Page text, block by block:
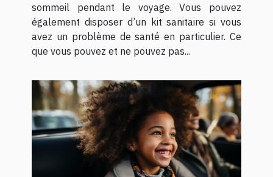
sommeil pendant le voyage. Vous pouvez
également disposer d’un kit sanitaire si vous
avez un problème de santé en particulier. Ce
que vous pouvez et ne pouvez pas...